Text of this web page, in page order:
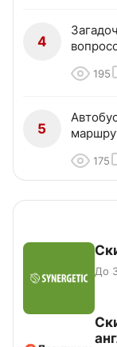
4
195
5
175
До